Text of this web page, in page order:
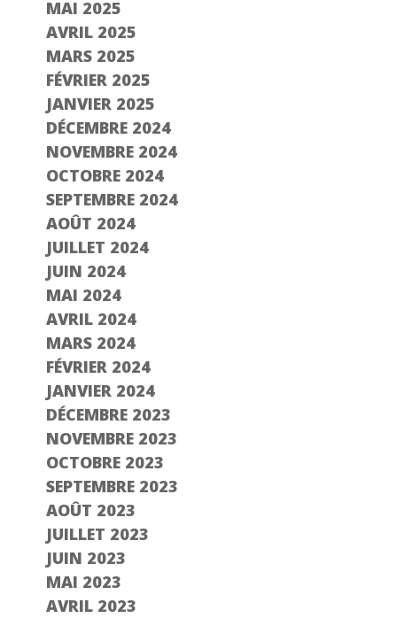
MAI 2025
AVRIL 2025
MARS 2025
FÉVRIER 2025
JANVIER 2025
DÉCEMBRE 2024
NOVEMBRE 2024
OCTOBRE 2024
SEPTEMBRE 2024
AOÛT 2024
JUILLET 2024
JUIN 2024
MAI 2024
AVRIL 2024
MARS 2024
FÉVRIER 2024
JANVIER 2024
DÉCEMBRE 2023
NOVEMBRE 2023
OCTOBRE 2023
SEPTEMBRE 2023
AOÛT 2023
JUILLET 2023
JUIN 2023
MAI 2023
AVRIL 2023